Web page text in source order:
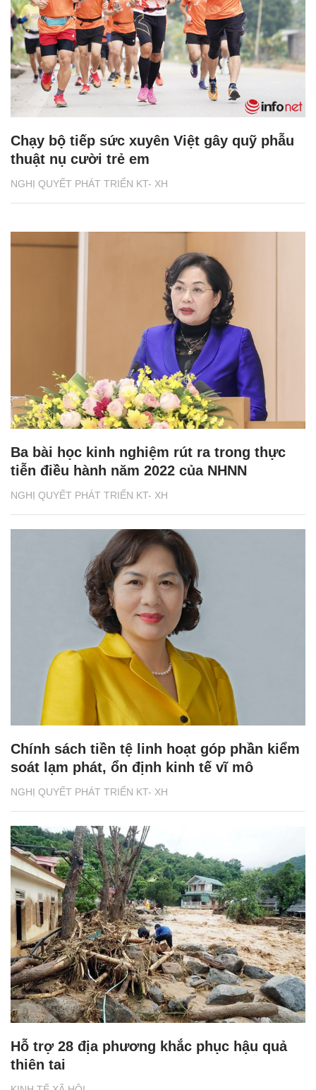
NGHỊ QUYẾT PHÁT TRIỂN KT- XH
Chạy bộ tiếp sức xuyên Việt gây quỹ phẫu
thuật nụ cười trẻ em
NGHỊ QUYẾT PHÁT TRIỂN KT- XH
Ba bài học kinh nghiệm rút ra trong thực
tiễn điều hành năm 2022 của NHNN
NGHỊ QUYẾT PHÁT TRIỂN KT- XH
Chính sách tiền tệ linh hoạt góp phần kiểm
soát lạm phát, ổn định kinh tế vĩ mô
Hỗ trợ 28 địa phương khắc phục hậu quả
thiên tai